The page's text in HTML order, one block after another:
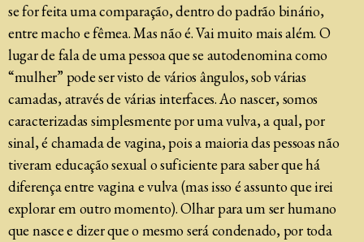
se for feita uma comparação, dentro do padrão binário,
entre macho e fêmea. Mas não é. Vai muito mais além. O
lugar de fala de uma pessoa que se autodenomina como
“mulher” pode ser visto de vários ângulos, sob várias
camadas, através de várias interfaces. Ao nascer, somos
caracterizadas simplesmente por uma vulva, a qual, por
sinal, é chamada de vagina, pois a maioria das pessoas não
tiveram educação sexual o suficiente para saber que há
diferença entre vagina e vulva (mas isso é assunto que irei
explorar em outro momento). Olhar para um ser humano
que nasce e dizer que o mesmo será condenado, por toda